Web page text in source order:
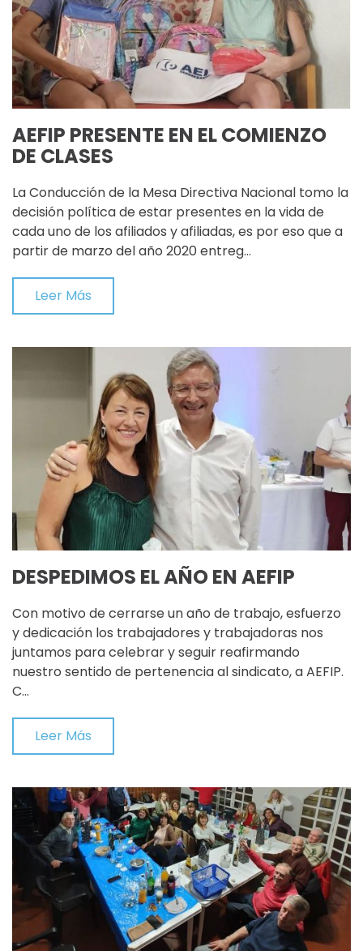
AEFIP PRESENTE EN EL COMIENZO
DE CLASES
La Conducción de la Mesa Directiva Nacional tomo la
decisión política de estar presentes en la vida de
cada uno de los afiliados y afiliadas, es por eso que a
partir de marzo del año 2020 entreg…
Leer Más
DESPEDIMOS EL AÑO EN AEFIP
Con motivo de cerrarse un año de trabajo, esfuerzo
y dedicación los trabajadores y trabajadoras nos
juntamos para celebrar y seguir reafirmando
nuestro sentido de pertenencia al sindicato, a AEFIP.
C…
Leer Más